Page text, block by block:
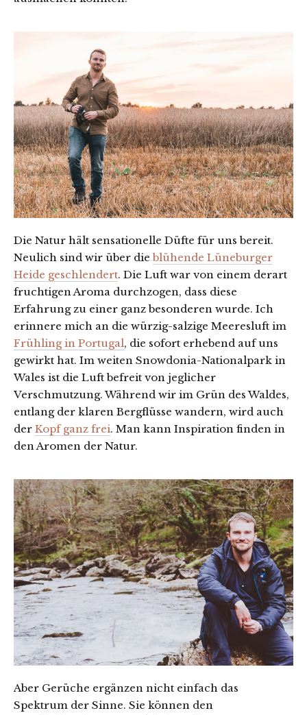
Die Natur hält sensationelle Düfte für uns bereit.
Neulich sind wir über dieblühende Lüneburger
Heide geschlendert. Die Luft war von einem derart
fruchtigen Aroma durchzogen, dass diese
Erfahrung zu einer ganz besonderen wurde. Ich
erinnere mich an die würzig-salzige Meeresluft im
Frühling in Portugal, die sofort erhebend auf uns
gewirkt hat. Im weiten Snowdonia-Nationalpark in
Wales ist die Luft befreit von jeglicher
Verschmutzung. Während wir im Grün des Waldes,
entlang der klaren Bergflüsse wandern, wird auch
der Kopf ganz frei. Man kann Inspiration finden in
den Aromen der Natur.
Aber Gerüche ergänzen nicht einfach das
Spektrum der Sinne. Sie können den